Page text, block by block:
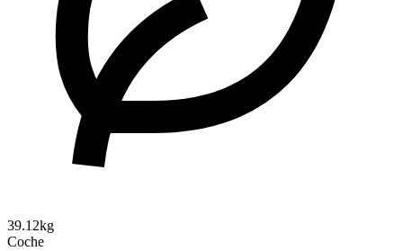
39.12kg
Coche